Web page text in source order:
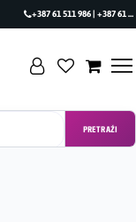
+387 61 511 986 | +387 61 493 470
PRETRAŽI